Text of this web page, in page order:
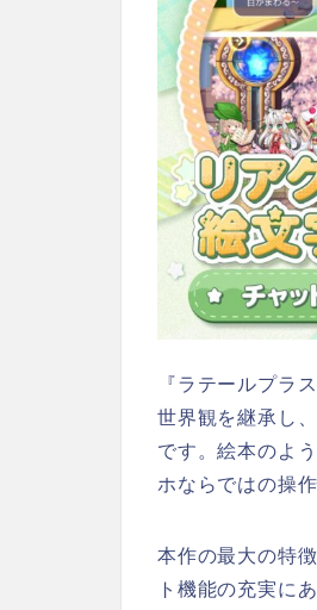
『ラテールプラ
世界観を継承し
です。絵本のよ
ホならではの操
本作の最大の特
ト機能の充実に